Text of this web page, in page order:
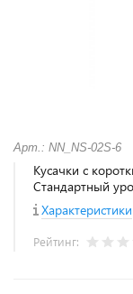
Арт.: NN_NS-02S-6
Кусачки с
Стандартный
Характеристики
Рейтинг: